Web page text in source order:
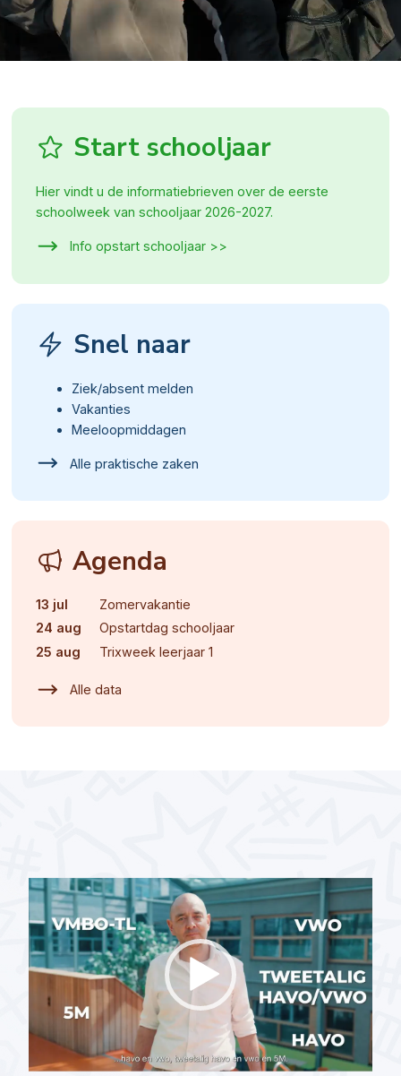
Start schooljaar
Hier vindt u de informatiebrieven over de eerste
schoolweek van schooljaar 2026-2027.
Info opstart schooljaar >>
Snel naar
Ziek/absent melden
Vakanties
Meeloopmiddagen
Alle praktische zaken
Agenda
13 jul
Zomervakantie
24 aug
Opstartdag schooljaar
25 aug
Trixweek leerjaar 1
Alle data